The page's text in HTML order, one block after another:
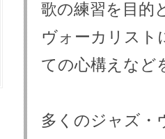
歌の練習を目的
ヴォーカリスト
ての心構えなど
多くのジャズ・